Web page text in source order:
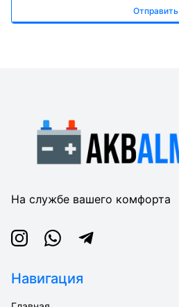
Отправить
На службе вашего комфорта
InstagramWhatsappTelegram
Навигация